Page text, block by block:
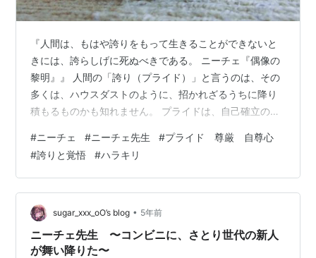
『人間は、もはや誇りをもって生きることができないと
きには、誇らしげに死ぬべきである。 ニーチェ『偶像の
黎明』』 人間の「誇り（プライド）」と言うのは、その
多くは、ハウスダストのように、招かれざるうちに降り
積もるものかも知れません。 プライドは、自己確立のた
きには周囲からは、指を刺され、警戒されることになり
ます。 もう一つの懸念は、自分の過小評価です。自分を
等身大で評価できない何かが潜んでいる状態です。 プラ
イドは、自分を支えたり、自分を追い込んだりする魔物
でもあります。 何かを「恥」と感じると、「こんな結果
じゃ、人の前に出られないよ」と表現し…
#ニーチェ #ニーチェ先生 #プライド 尊厳 自尊心
#誇りと覚悟 #ハラキリ
sugar_xxx_oO’s blog • 5年前
ニーチェ先生 〜コンビニに、さとり世代の新人
が舞い降りた〜